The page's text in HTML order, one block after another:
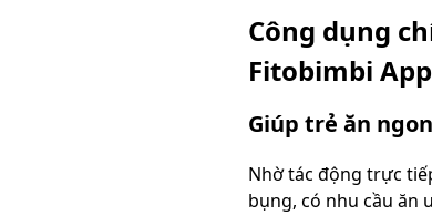
Công dụng
Fitobimbi
Giúp trẻ ăn
Nhờ tác động trực
bụng, có nhu cầu ăn